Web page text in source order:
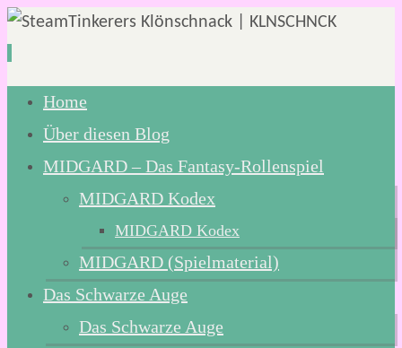
Zum
Inhalt
springen
Home
Über diesen Blog
MIDGARD – Das Fantasy-Rollenspiel
MIDGARD Kodex
MIDGARD Kodex
MIDGARD (Spielmaterial)
Das Schwarze Auge
Das Schwarze Auge